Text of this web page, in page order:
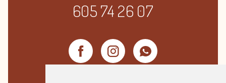
605 74 26 07